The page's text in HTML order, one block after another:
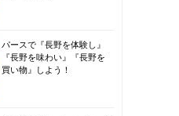
パースで『長野を体験し』
『長野を味わい』『長野を
買い物』しよう！